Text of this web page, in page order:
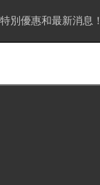
別優惠和最新消息！